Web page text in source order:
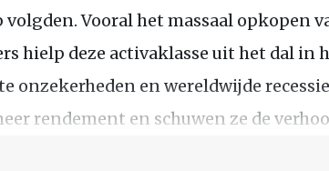
volgden. Vooral het massaal opkopen
hielp deze activaklasse uit het dal in
onzekerheden en wereldwijde
rendement en schuwen ze de